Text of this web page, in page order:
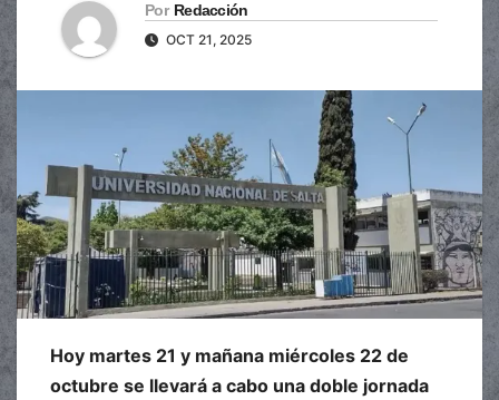
Por Redacción
OCT 21, 2025
Hoy martes 21 y mañana miércoles 22 de
octubre se llevará a cabo una doble jornada